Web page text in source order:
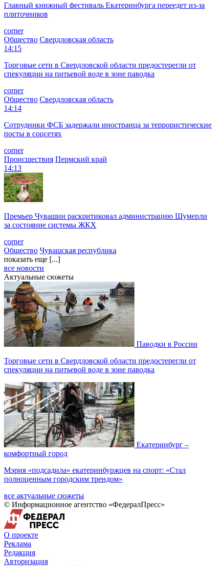
Главный книжный фестиваль Екатеринбурга переедет из-за
плиточников
corner
Общество Свердловская область
14:15
Торговые сети в Свердловской области предостерегли от
спекуляции на питьевой воде в зоне паводка
corner
Общество Свердловская область
14:14
Сотрудники ФСБ задержали иностранца за террористические
посты в соцсетях
corner
Происшествия Пермский край
14:13
Премьер Чувашии раскритиковал администрацию Шумерли
за состояние системы ЖКХ
corner
Общество Чувашская республика
показать еще [...]
все новости
Актуальные сюжеты
Паводки в России
Торговые сети в Свердловской области предостерегли от
спекуляции на питьевой воде в зоне паводка
Екатеринбург –
комфортный город
Мэрия «подсадила» екатеринбуржцев на спорт: «Стал
полноценным городским трендом»
все актуальные сюжеты
© Информационное агентство «ФедералПресс»
О проекте
Реклама
Редакция
Авторизация